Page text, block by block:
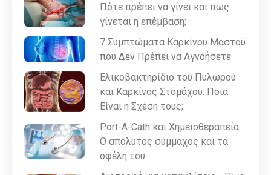
Πότε πρέπει να γίνει και πως
γίνεται η επέμβαση;
7 Συμπτώματα Καρκίνου Μαστού
που Δεν Πρέπει να Αγνοήσετε
Ελικοβακτηρίδιο του Πυλωρού
και Καρκίνος Στομάχου: Ποια
Είναι η Σχέση τους;
Port-A-Cath και Χημειοθεραπεία:
Ο απόλυτος σύμμαχος και τα
οφέλη του